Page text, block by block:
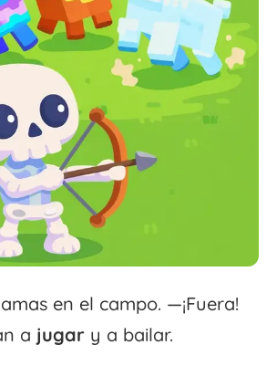
en el campo. —¡Fuera!
a jugar y a bailar.